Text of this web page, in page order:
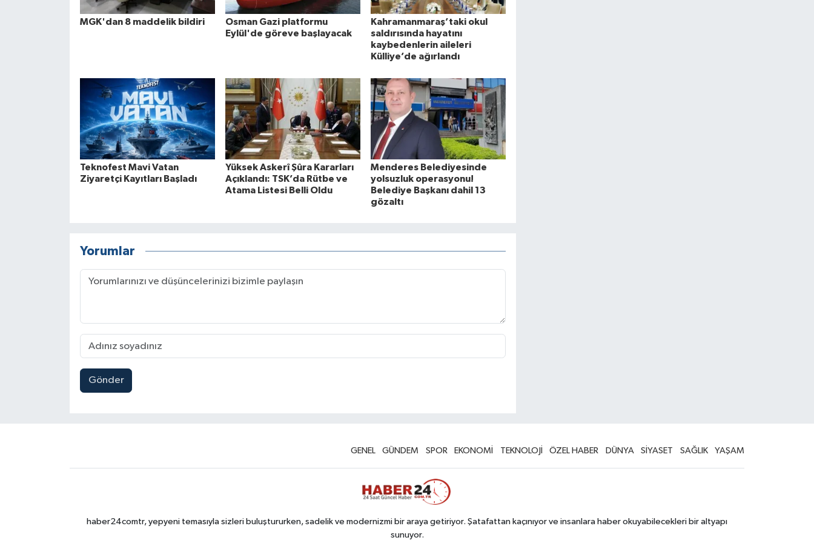
MGK'dan 8 maddelik bildiri
Osman Gazi platformu
Eylül'de göreve başlayacak
Kahramanmaraş’taki okul
saldırısında hayatını
kaybedenlerin aileleri
Külliye’de ağırlandı
Teknofest Mavi Vatan
Ziyaretçi Kayıtları Başladı
Yüksek Askerî Şûra Kararları
Açıklandı: TSK’da Rütbe ve
Atama Listesi Belli Oldu
Menderes Belediyesinde
yolsuzluk operasyonu!
Belediye Başkanı dahil 13
gözaltı
Yorumlar
Gönder
GENEL GÜNDEM SPOR EKONOMİ TEKNOLOJİ ÖZEL HABER DÜNYA SİYASET SAĞLIK YAŞAM
haber24comtr, yepyeni temasıyla sizleri buluştururken, sadelik ve modernizmi bir araya getiriyor. Şatafattan kaçınıyor ve insanlara haber okuyabilecekleri bir altyapı
sunuyor.